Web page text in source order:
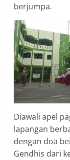
berjumpa.
Diawali apel
lapangan
dengan doa
Gendhis dari